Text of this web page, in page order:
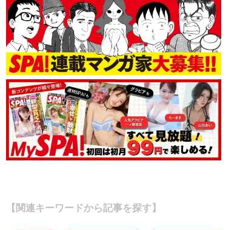
【関連キーワードから記事を探す】